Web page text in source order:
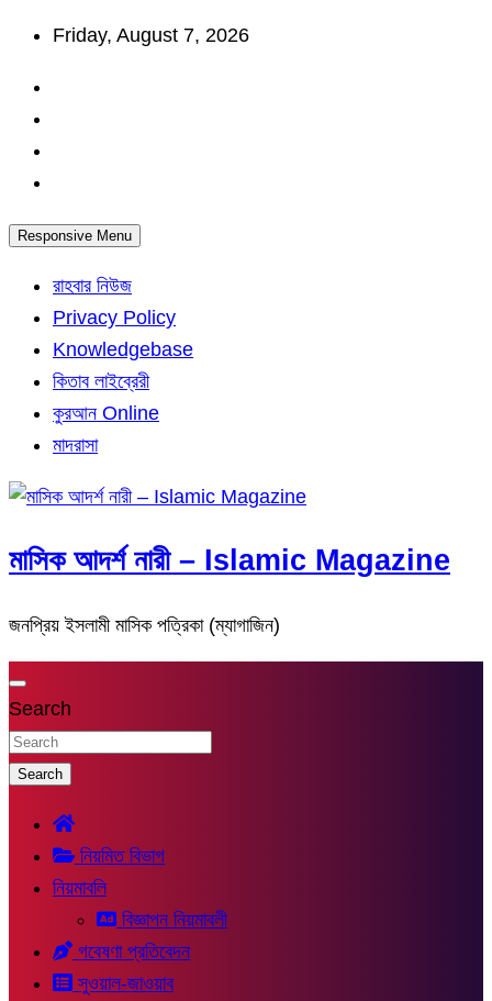
Skip
content
Friday, August 7, 2026
Responsive Menu
রাহবার নিউজ
Privacy Policy
Knowledgebase
কিতাব লাইব্রেরী
কুরআন Online
মাদরাসা
মাসিক আদর্শ নারী – Islamic Magazine
জনপ্রিয় ইসলামী মাসিক পত্রিকা (ম্যাগাজিন)
Search
Search
নিয়মিত বিভাগ
নিয়মাবলি
বিজ্ঞাপন নিয়মাবলী
গবেষণা প্রতিবেদন
সুওয়াল-জাওয়াব